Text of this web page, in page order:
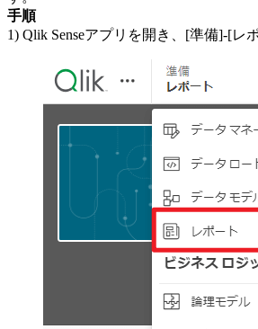
手順
1) Qlik Senseアプリを開き、[準備]-[レ